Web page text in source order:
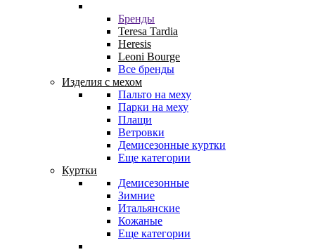
Бренды
Teresa Tardia
Heresis
Leoni Bourge
Все бренды
Изделия с мехом
Пальто на меху
Парки на меху
Плащи
Ветровки
Демисезонные куртки
Еще категории
Куртки
Демисезонные
Зимние
Итальянские
Кожаные
Еще категории